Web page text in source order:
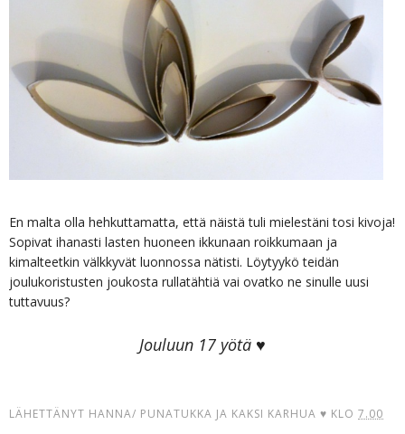
En malta olla hehkuttamatta, että näistä tuli mielestäni tosi kivoja!
Sopivat ihanasti lasten huoneen ikkunaan roikkumaan ja
kimalteetkin välkkyvät luonnossa nätisti. Löytyykö teidän
joulukoristusten joukosta rullatähtiä vai ovatko ne sinulle uusi
tuttavuus?
Jouluun 17 yötä ♥
LÄHETTÄNYT HANNA/ PUNATUKKA JA KAKSI KARHUA ♥ KLO 7.00